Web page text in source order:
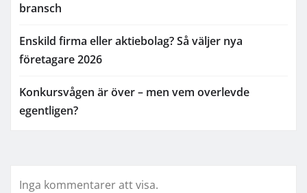
bransch
Enskild firma eller aktiebolag? Så väljer nya
företagare 2026
Konkursvågen är över – men vem overlevde
egentligen?
Inga kommentarer att visa.